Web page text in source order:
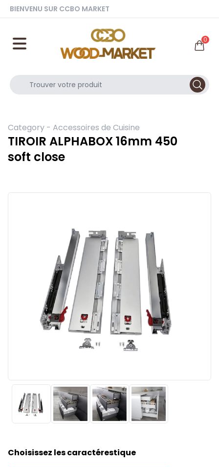
BIENVENU SUR CCBO MARKET
0
Category - Accessoires de Cuisine
TIROIR ALPHABOX 16mm 450
soft close
Choisissez les caractérestique